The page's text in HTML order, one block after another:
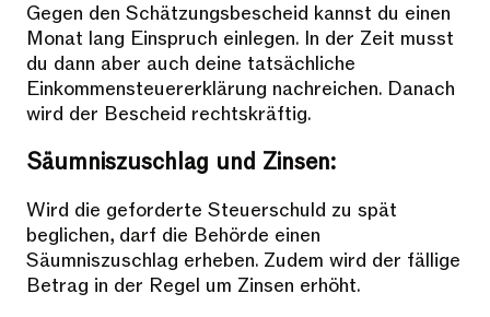
Gegen den Schätzungsbescheid kannst du einen
Monat lang Einspruch einlegen. In der Zeit musst
du dann aber auch deine tatsächliche
Einkommensteuererklärung nachreichen. Danach
wird der Bescheid rechtskräftig.
Säumniszuschlag und Zinsen:
Wird die geforderte Steuerschuld zu spät
beglichen, darf die Behörde einen
Säumniszuschlag erheben. Zudem wird der fällige
Betrag in der Regel um Zinsen erhöht.